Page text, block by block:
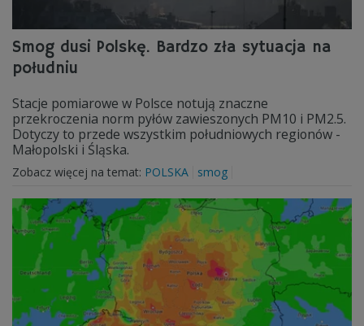
Smog dusi Polskę. Bardzo zła sytuacja na
południu
Stacje pomiarowe w Polsce notują znaczne
przekroczenia norm pyłów zawieszonych PM10 i PM2.5.
Dotyczy to przede wszystkim południowych regionów -
Małopolski i Śląska.
Zobacz więcej na temat: POLSKA smog